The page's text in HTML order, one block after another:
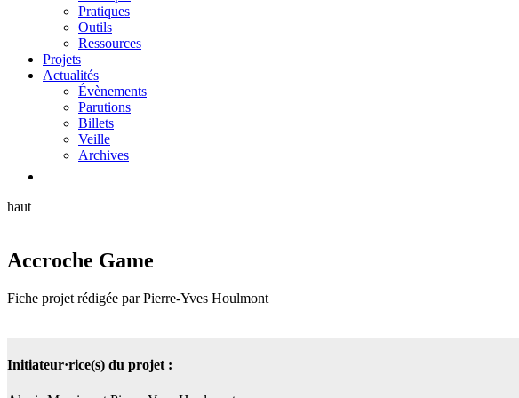
Pratiques
Outils
Ressources
Projets
Actualités
Évènements
Parutions
Billets
Veille
Archives
haut
Accroche Game
Fiche projet rédigée par Pierre-Yves Houlmont
Initiateur·rice(s) du projet :